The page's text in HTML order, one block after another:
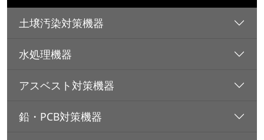
土壌汚染対策機器
水処理機器
アスベスト対策機器
鉛・PCB対策機器